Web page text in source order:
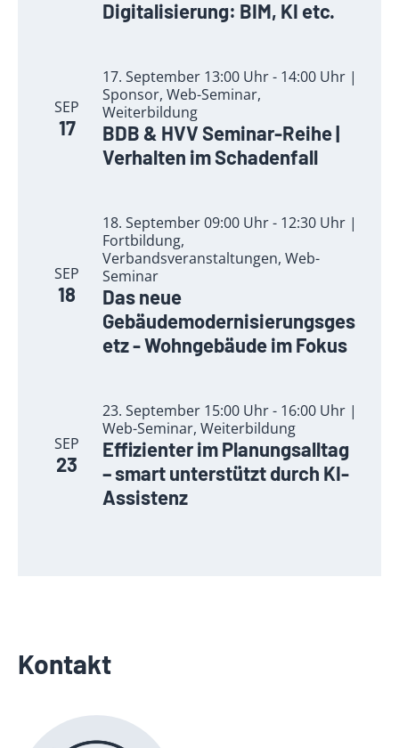
Digitalisierung: BIM, KI etc.
SEP
17
17. September 13:00 Uhr - 14:00 Uhr |
Sponsor, Web-Seminar,
Weiterbildung
BDB & HVV Seminar-Reihe |
Verhalten im Schadenfall
SEP
18
18. September 09:00 Uhr - 12:30 Uhr |
Fortbildung,
Verbandsveranstaltungen, Web-
Seminar
Das neue
Gebäudemodernisierungsges
etz - Wohngebäude im Fokus
SEP
23
23. September 15:00 Uhr - 16:00 Uhr |
Web-Seminar, Weiterbildung
Effizienter im Planungsalltag
– smart unterstützt durch KI-
Assistenz
Kontakt